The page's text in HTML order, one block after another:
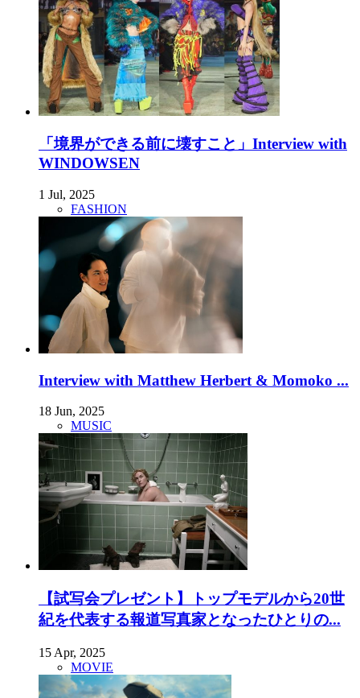
「境界ができる前に壊すこと」Interview with
WINDOWSEN
1 Jul, 2025
FASHION
Interview with Matthew Herbert & Momoko ...
18 Jun, 2025
MUSIC
【試写会プレゼント】トップモデルから20世
紀を代表する報道写真家となったひとりの...
15 Apr, 2025
MOVIE